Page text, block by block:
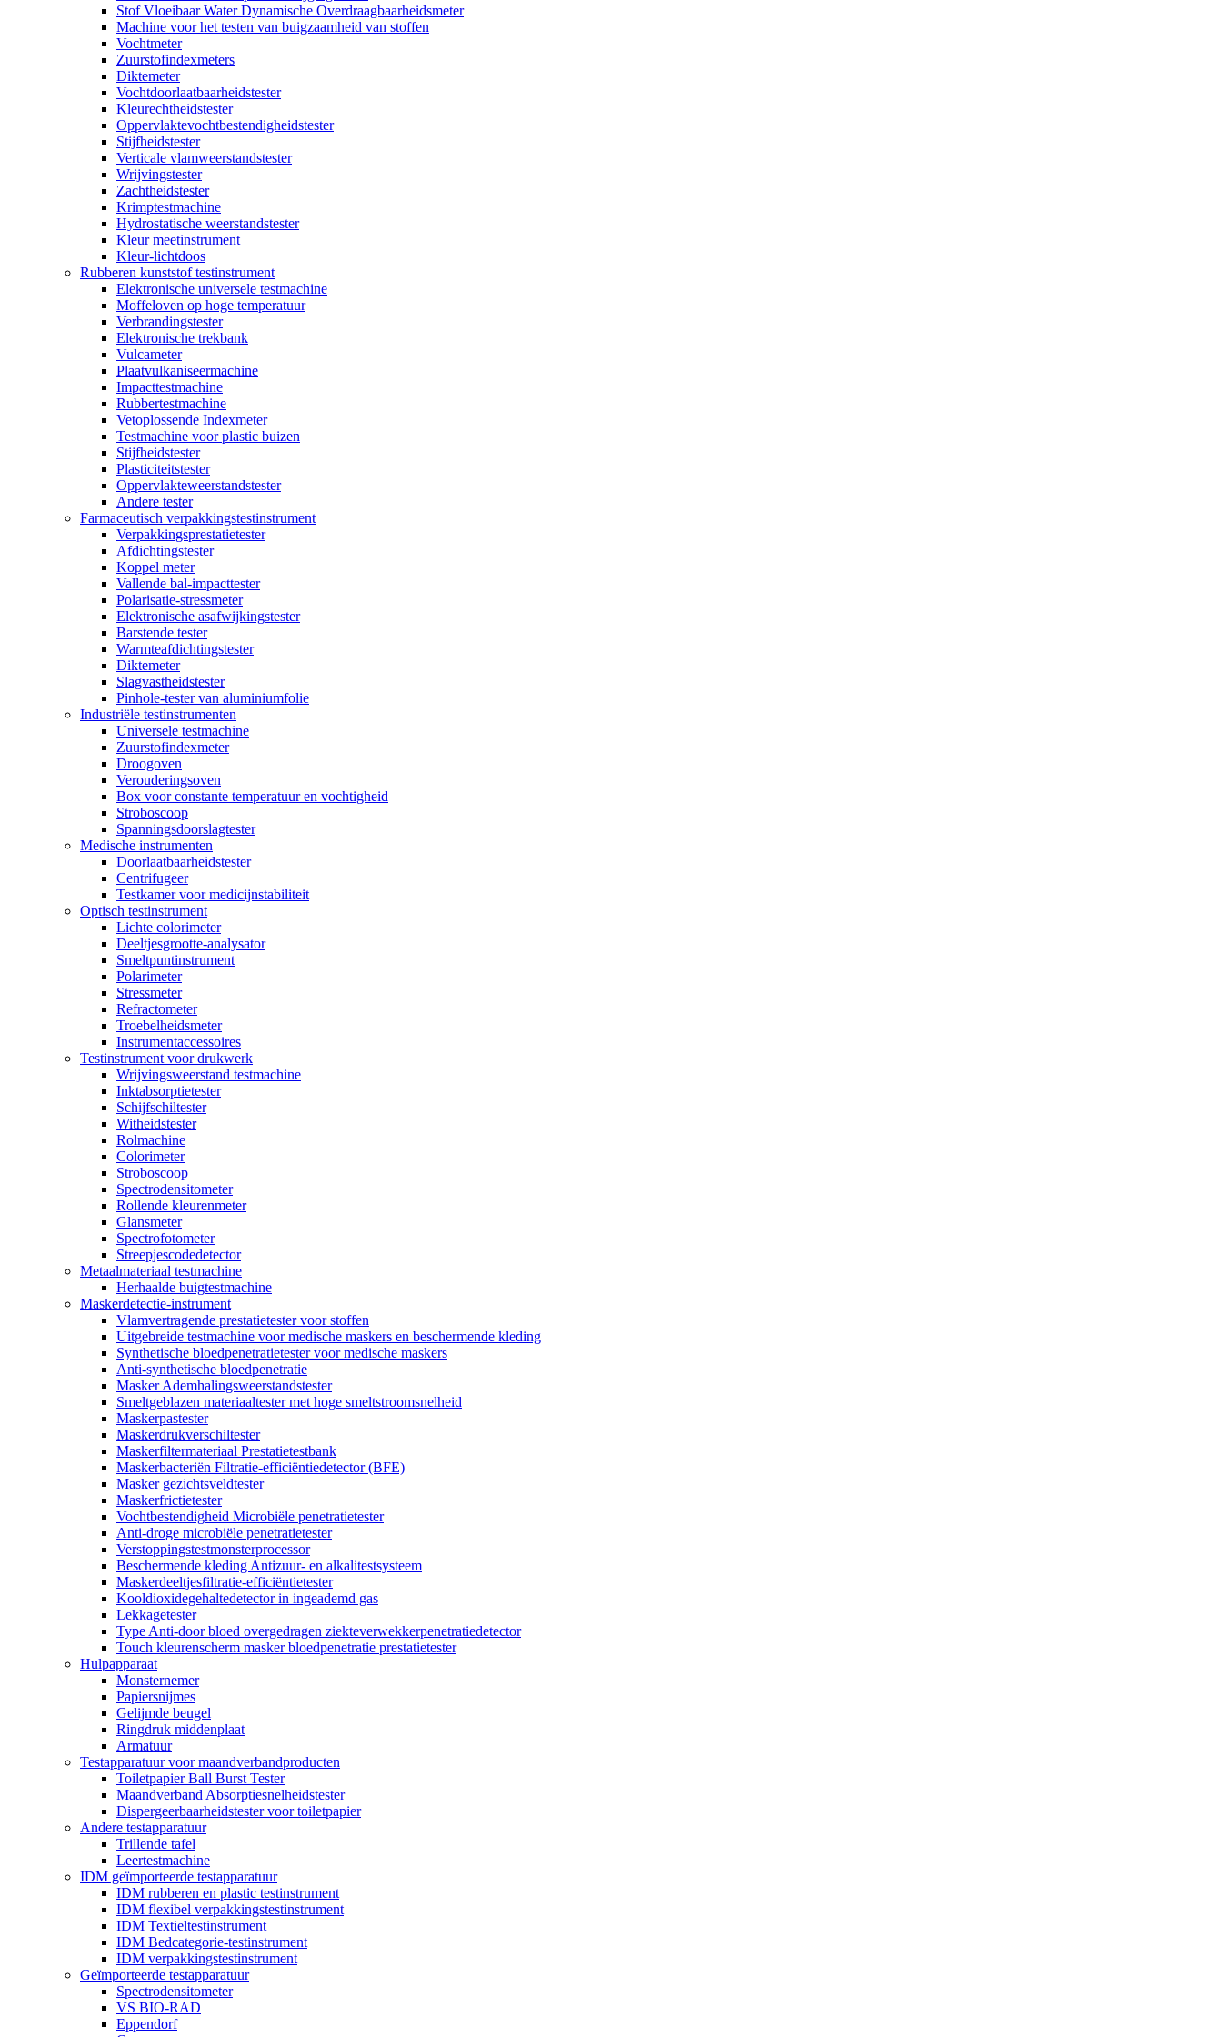
Stof Vloeibaar Water Dynamische Overdraagbaarheidsmeter
Machine voor het testen van buigzaamheid van stoffen
Vochtmeter
Zuurstofindexmeters
Diktemeter
Vochtdoorlaatbaarheidstester
Kleurechtheidstester
Oppervlaktevochtbestendigheidstester
Stijfheidstester
Verticale vlamweerstandstester
Wrijvingstester
Zachtheidstester
Krimptestmachine
Hydrostatische weerstandstester
Kleur meetinstrument
Kleur-lichtdoos
Rubberen kunststof testinstrument
Elektronische universele testmachine
Moffeloven op hoge temperatuur
Verbrandingstester
Elektronische trekbank
Vulcameter
Plaatvulkaniseermachine
Impacttestmachine
Rubbertestmachine
Vetoplossende Indexmeter
Testmachine voor plastic buizen
Stijfheidstester
Plasticiteitstester
Oppervlakteweerstandstester
Andere tester
Farmaceutisch verpakkingstestinstrument
Verpakkingsprestatietester
Afdichtingstester
Koppel meter
Vallende bal-impacttester
Polarisatie-stressmeter
Elektronische asafwijkingstester
Barstende tester
Warmteafdichtingstester
Diktemeter
Slagvastheidstester
Pinhole-tester van aluminiumfolie
Industriële testinstrumenten
Universele testmachine
Zuurstofindexmeter
Droogoven
Verouderingsoven
Box voor constante temperatuur en vochtigheid
Stroboscoop
Spanningsdoorslagtester
Medische instrumenten
Doorlaatbaarheidstester
Centrifugeer
Testkamer voor medicijnstabiliteit
Optisch testinstrument
Lichte colorimeter
Deeltjesgrootte-analysator
Smeltpuntinstrument
Polarimeter
Stressmeter
Refractometer
Troebelheidsmeter
Instrumentaccessoires
Testinstrument voor drukwerk
Wrijvingsweerstand testmachine
Inktabsorptietester
Schijfschiltester
Witheidstester
Rolmachine
Colorimeter
Stroboscoop
Spectrodensitometer
Rollende kleurenmeter
Glansmeter
Spectrofotometer
Streepjescodedetector
Metaalmateriaal testmachine
Herhaalde buigtestmachine
Maskerdetectie-instrument
Vlamvertragende prestatietester voor stoffen
Uitgebreide testmachine voor medische maskers en beschermende kleding
Synthetische bloedpenetratietester voor medische maskers
Anti-synthetische bloedpenetratie
Masker Ademhalingsweerstandstester
Smeltgeblazen materiaaltester met hoge smeltstroomsnelheid
Maskerpastester
Maskerdrukverschiltester
Maskerfiltermateriaal Prestatietestbank
Maskerbacteriën Filtratie-efficiëntiedetector (BFE)
Masker gezichtsveldtester
Maskerfrictietester
Vochtbestendigheid Microbiële penetratietester
Anti-droge microbiële penetratietester
Verstoppingstestmonsterprocessor
Beschermende kleding Antizuur- en alkalitestsysteem
Maskerdeeltjesfiltratie-efficiëntietester
Kooldioxidegehaltedetector in ingeademd gas
Lekkagetester
Type Anti-door bloed overgedragen ziekteverwekkerpenetratiedetector
Touch kleurenscherm masker bloedpenetratie prestatietester
Hulpapparaat
Monsternemer
Papiersnijmes
Gelijmde beugel
Ringdruk middenplaat
Armatuur
Testapparatuur voor maandverbandproducten
Toiletpapier Ball Burst Tester
Maandverband Absorptiesnelheidstester
Dispergeerbaarheidstester voor toiletpapier
Andere testapparatuur
Trillende tafel
Leertestmachine
IDM geïmporteerde testapparatuur
IDM rubberen en plastic testinstrument
IDM flexibel verpakkingstestinstrument
IDM Textieltestinstrument
IDM Bedcategorie-testinstrument
IDM verpakkingstestinstrument
Geïmporteerde testapparatuur
Spectrodensitometer
VS BIO-RAD
Eppendorf